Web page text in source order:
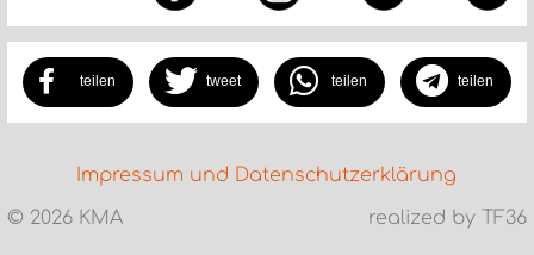
teilen tweet teilen teilen
© 2026 KMA
Impressum und Datenschutzerklärung
realized by TF36